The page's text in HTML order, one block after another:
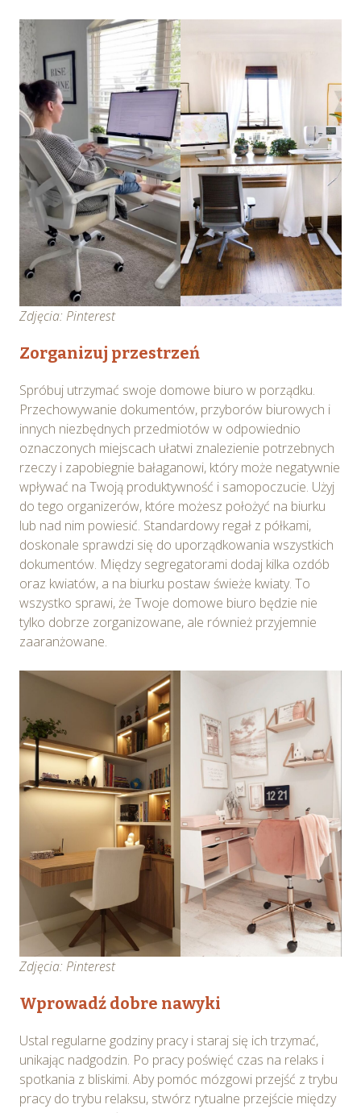
Zdjęcia: Pinterest
Zorganizuj przestrzeń
Spróbuj utrzymać swoje domowe biuro w porządku.
Przechowywanie dokumentów, przyborów biurowych i
innych niezbędnych przedmiotów w odpowiednio
oznaczonych miejscach ułatwi znalezienie potrzebnych
rzeczy i zapobiegnie bałaganowi, który może negatywnie
wpływać na Twoją produktywność i samopoczucie. Użyj
do tego organizerów, które możesz położyć na biurku
lub nad nim powiesić. Standardowy regał z półkami,
doskonale sprawdzi się do uporządkowania wszystkich
dokumentów. Między segregatorami dodaj kilka ozdób
oraz kwiatów, a na biurku postaw świeże kwiaty. To
wszystko sprawi, że Twoje domowe biuro będzie nie
tylko dobrze zorganizowane, ale również przyjemnie
zaaranżowane.
Zdjęcia: Pinterest
Wprowadź dobre nawyki
Ustal regularne godziny pracy i staraj się ich trzymać,
unikając nadgodzin. Po pracy poświęć czas na relaks i
spotkania z bliskimi. Aby pomóc mózgowi przejść z trybu
pracy do trybu relaksu, stwórz rytualne przejście między